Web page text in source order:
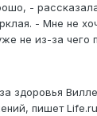
-
- Мне не
не из-за чего
здоровья
пишет